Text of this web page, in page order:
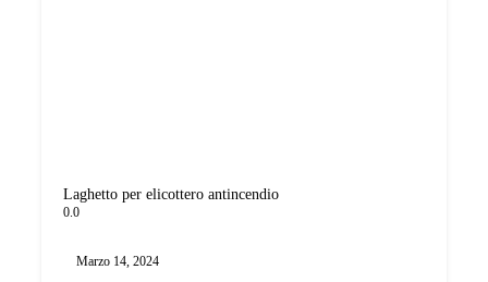
Laghetto per elicottero antincendio
0.0
Marzo 14, 2024